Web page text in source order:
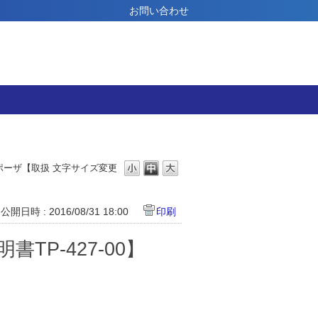
お問い合わせ
文字サイズ変更
ーザ【取扱
公開日時 : 2016/08/31 18:00 印刷
TP-427-00】